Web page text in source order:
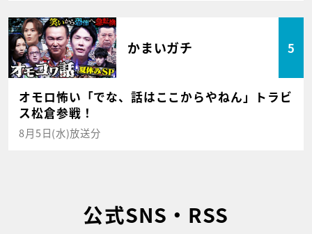
かまいガチ 5
オモロ怖い「でな、話はここからやねん」トラビ
ス松倉参戦！
8月5日(水)放送分
公式SNS・RSS